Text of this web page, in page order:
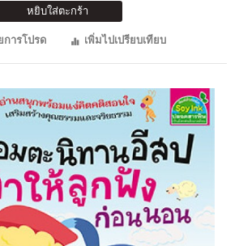
หยิบใส่ตะกร้า
การโปรด
เพิ่มไปเปรียบเทียบ